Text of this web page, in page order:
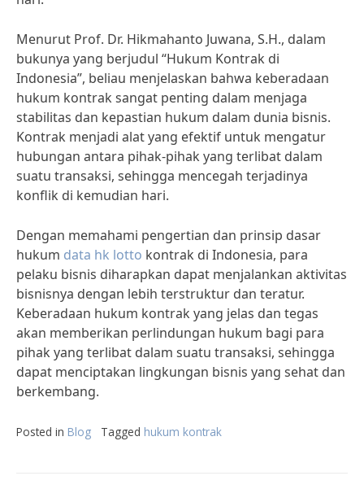
Menurut Prof. Dr. Hikmahanto Juwana, S.H., dalam
bukunya yang berjudul “Hukum Kontrak di
Indonesia”, beliau menjelaskan bahwa keberadaan
hukum kontrak sangat penting dalam menjaga
stabilitas dan kepastian hukum dalam dunia bisnis.
Kontrak menjadi alat yang efektif untuk mengatur
hubungan antara pihak-pihak yang terlibat dalam
suatu transaksi, sehingga mencegah terjadinya
konflik di kemudian hari.
Dengan memahami pengertian dan prinsip dasar
hukum data hk lotto kontrak di Indonesia, para
pelaku bisnis diharapkan dapat menjalankan aktivitas
bisnisnya dengan lebih terstruktur dan teratur.
Keberadaan hukum kontrak yang jelas dan tegas
akan memberikan perlindungan hukum bagi para
pihak yang terlibat dalam suatu transaksi, sehingga
dapat menciptakan lingkungan bisnis yang sehat dan
berkembang.
Posted in Blog Tagged hukum kontrak